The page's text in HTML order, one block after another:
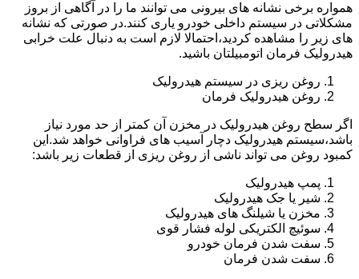
همواره برخی نشانه های بیرونی می توانند ما را در آگاهی از بروز
مشکلاتی در سیستم داخلی خودرو یاری کنند.در صورتی که نشانه
های زیر را مشاهده کردید،احتمالا لازم است به دنبال علت خرابی
هیدرولیک فرمان اتومبیلتان باشید.
روغن ریزی در سیستم هیدرولیک
روغن هیدرولیک فرمان
اگر سطح روغن هیدرولیک در مخزن آن کمتر از حد مورد نیاز
باشد،سیستم هیدرولیک دچار آسیب های فراوانی خواهد شد.این
کمبود روغن می تواند ناشی از روغن ریزی از قطعات زیر باشد:
پمپ هیدرولیک
شیر یا جک هیدرولیک
مخزن یا شیلنگ های هیدرولیک
سوئیچ الکتریکی لوله فشار قوی
سفت شدن فرمان خودرو
سفت شدن فرمان